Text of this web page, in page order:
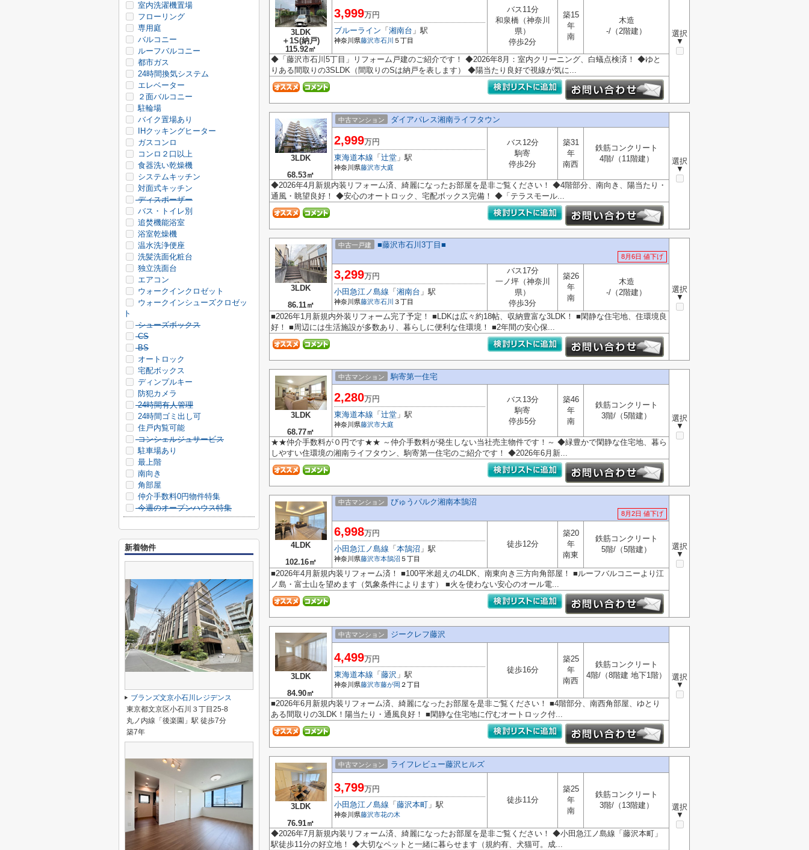
3LDK
＋1S(納戸)
115.92㎡
選択
▼
3,999万円
ブルーライン 「 湘南台 」駅
神奈川県藤沢市石川 ５丁目
バス11分
和泉橋（神奈川
県）
停歩2分
築15
年
南
木造
-/（2階建）
◆「藤沢市石川5丁目」リフォーム戸建のご紹介です！ ◆2026年8月：室内クリーニング、白蟻点検済！ ◆ゆと
りある間取りの3SLDK（間取りのSは納戸を表します） ◆陽当たり良好で視線が気に...
3LDK
68.53㎡
中古マンション ダイアパレス湘南ライフタウン
選択
▼
2,999万円
東海道本線 「 辻堂 」駅
神奈川県藤沢市大庭
バス12分
駒寄
停歩2分
築31
年
南西
鉄筋コンクリート
4階/（11階建）
◆2026年4月新規内装リフォーム済、綺麗になったお部屋を是非ご覧ください！ ◆4階部分、南向き、陽当たり・
通風・眺望良好！ ◆安心のオートロック、宅配ボックス完備！ ◆「テラスモール...
3LDK
86.11㎡
中古一戸建 ■藤沢市石川3丁目■
8月6日 値下げ
選択
▼
3,299万円
小田急江ノ島線 「 湘南台 」駅
神奈川県藤沢市石川 ３丁目
バス17分
一ノ坪（神奈川
県）
停歩3分
築26
年
南
木造
-/（2階建）
■2026年1月新規内外装リフォーム完了予定！ ■LDKは広々約18帖、収納豊富な3LDK！ ■閑静な住宅地、住環境良
好！ ■周辺には生活施設が多数あり、暮らしに便利な住環境！ ■2年間の安心保...
3LDK
68.77㎡
中古マンション 駒寄第一住宅
選択
▼
2,280万円
東海道本線 「 辻堂 」駅
神奈川県藤沢市大庭
バス13分
駒寄
停歩5分
築46
年
南
鉄筋コンクリート
3階/（5階建）
★★仲介手数料が０円です★★ ～仲介手数料が発生しない当社売主物件です！～ ◆緑豊かで閑静な住宅地、暮ら
しやすい住環境の湘南ライフタウン、駒寄第一住宅のご紹介です！ ◆2026年6月新...
4LDK
102.16㎡
中古マンション びゅうパルク湘南本鵠沼
8月2日 値下げ
選択
▼
6,998万円
小田急江ノ島線 「 本鵠沼 」駅
神奈川県藤沢市本鵠沼 ５丁目
徒歩12分
築20
年
南東
鉄筋コンクリート
5階/（5階建）
■2026年4月新規内装リフォーム済！ ■100平米超えの4LDK、南東向き三方向角部屋！ ■ルーフバルコニーより江
ノ島・富士山を望めます（気象条件によります） ■火を使わない安心のオール電...
3LDK
84.90㎡
中古マンション ジークレフ藤沢
選択
▼
4,499万円
東海道本線 「 藤沢 」駅
神奈川県藤沢市藤が岡 ２丁目
徒歩16分
築25
年
南西
鉄筋コンクリート
4階/（8階建 地下1階）
■2026年6月新規内装リフォーム済、綺麗になったお部屋を是非ご覧ください！ ■4階部分、南西角部屋、ゆとり
ある間取りの3LDK！陽当たり・通風良好！ ■閑静な住宅地に佇むオートロック付...
3LDK
76.91㎡
中古マンション ライフレビュー藤沢ヒルズ
選択
▼
3,799万円
小田急江ノ島線 「 藤沢本町 」駅
神奈川県藤沢市花の木
徒歩11分
築25
年
南
鉄筋コンクリート
3階/（13階建）
◆2026年7月新規内装リフォーム済、綺麗になったお部屋を是非ご覧ください！ ◆小田急江ノ島線「藤沢本町」
駅徒歩11分の好立地！ ◆大切なペットと一緒に暮らせます（規約有、犬猫可。成...
室内洗濯機置場
フローリング
専用庭
バルコニー
ルーフバルコニー
都市ガス
24時間換気システム
エレベーター
２面バルコニー
駐輪場
バイク置場あり
IHクッキングヒーター
ガスコンロ
コンロ２口以上
食器洗い乾燥機
システムキッチン
対面式キッチン
ディスポーザー
バス・トイレ別
追焚機能浴室
浴室乾燥機
温水洗浄便座
洗髪洗面化粧台
独立洗面台
エアコン
ウォークインクロゼット
ウォークインシューズクロゼッ
ト
シューズボックス
CS
BS
オートロック
宅配ボックス
ディンプルキー
防犯カメラ
24時間有人管理
24時間ゴミ出し可
住戸内覧可能
コンシェルジュサービス
駐車場あり
最上階
南向き
角部屋
仲介手数料0円物件特集
今週のオープンハウス特集
新着物件
ブランズ文京小石川レジデンス
東京都文京区小石川３丁目25-8
丸ノ内線「後楽園」駅 徒歩7分
築7年